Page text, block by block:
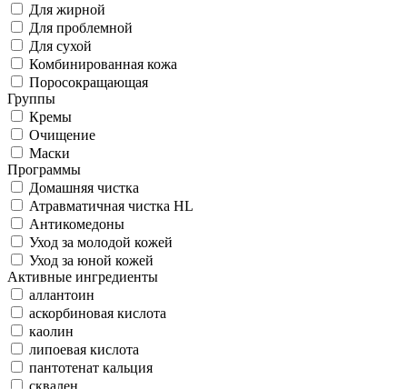
Для жирной
Для проблемной
Для сухой
Комбинированная кожа
Поросокращающая
Группы
Кремы
Очищение
Маски
Программы
Домашняя чистка
Атравматичная чистка HL
Антикомедоны
Уход за молодой кожей
Уход за юной кожей
Активные ингредиенты
аллантоин
аскорбиновая кислота
каолин
липоевая кислота
пантотенат кальция
сквален